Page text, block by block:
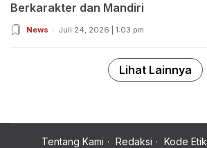
Berkarakter dan Mandiri
News Juli 24, 2026 | 1:03 pm
Lihat Lainnya
Tentang Kami Redaksi Kode Etik